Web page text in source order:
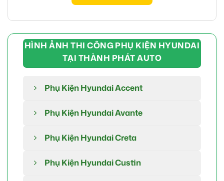
HÌNH ẢNH THI CÔNG PHỤ KIỆN HYUNDAI
TẠI THÀNH PHÁT AUTO
Phụ Kiện Hyundai Accent
Phụ Kiện Hyundai Avante
Phụ Kiện Hyundai Creta
Phụ Kiện Hyundai Custin